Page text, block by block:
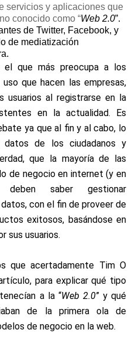
servicios y aplicaciones que
conocido como “Web 2.0”.
de Twitter, Facebook, y
de mediatización
que más preocupa a los
que hacen las empresas,
al registrarse en la
en la actualidad. Es
ya que al fin y al cabo, lo
de los ciudadanos y
que la mayoría de las
de negocio en internet (y en
deben saber gestionar
con el fin de proveer de
exitosos, basándose en
sus usuarios.
que acertadamente Tim O
para explicar qué tipo
a la “Web 2.0” y qué
de la primera ola de
de negocio en la web.